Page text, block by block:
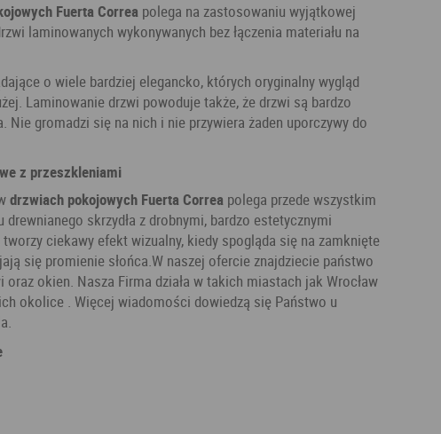
Fuerta Correa polega na zastosowaniu wyjątkowej
laminowanych wykonywanych bez łączenia materiału na
Laminowanie drzwi powoduje także, że drzwi są bardzo
Nie gromadzi się na nich i nie przywiera żaden uporczywy do
z przeszkleniami
drzwiach pokojowych Fuerta Correa polega przede wszystkim
drewnianego skrzydła z drobnymi, bardzo estetycznymi
ciekawy efekt wizualny, kiedy spogląda się na zamknięte
się promienie słońca.W naszej ofercie znajdziecie państwo
oraz okien. Nasza Firma działa w takich miastach jak Wrocław
okolice . Więcej wiadomości dowiedzą się Państwo u